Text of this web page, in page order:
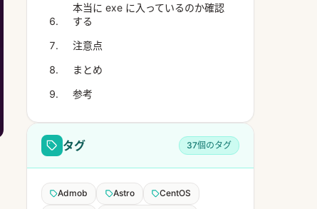
本当に exe に入っているのか確認
する
注意点
まとめ
参考
タグ 37個のタグ
Admob Astro CentOS